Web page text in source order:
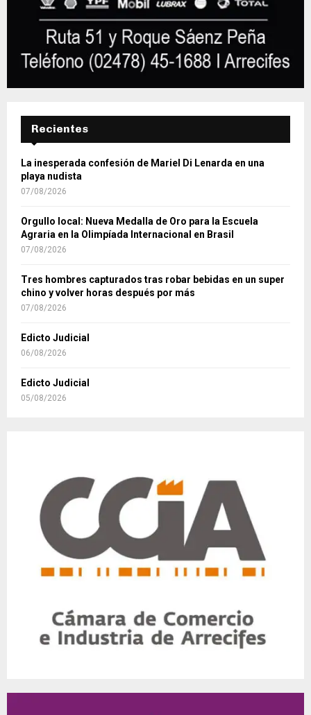
Recientes
La inesperada confesión de Mariel Di Lenarda en una
playa nudista
07/08/2026
Orgullo local: Nueva Medalla de Oro para la Escuela
Agraria en la Olimpíada Internacional en Brasil
07/08/2026
Tres hombres capturados tras robar bebidas en un super
chino y volver horas después por más
07/08/2026
Edicto Judicial
06/08/2026
Edicto Judicial
05/08/2026